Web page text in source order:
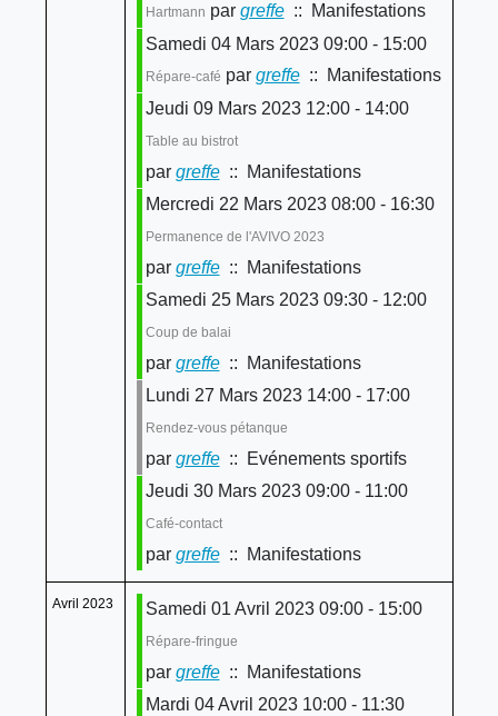
Hartmann par greffe:: Manifestations
Samedi 04 Mars 2023 09:00 - 15:00
Répare-café par greffe:: Manifestations
Jeudi 09 Mars 2023 12:00 - 14:00
Table au bistrot
par greffe:: Manifestations
Mercredi 22 Mars 2023 08:00 - 16:30
Permanence de l'AVIVO 2023
par greffe:: Manifestations
Samedi 25 Mars 2023 09:30 - 12:00
Coup de balai
par greffe:: Manifestations
Lundi 27 Mars 2023 14:00 - 17:00
Rendez-vous pétanque
par greffe:: Evénements sportifs
Jeudi 30 Mars 2023 09:00 - 11:00
Café-contact
par greffe:: Manifestations
Avril 2023 Samedi 01 Avril 2023 09:00 - 15:00
Répare-fringue
par greffe:: Manifestations
Mardi 04 Avril 2023 10:00 - 11:30